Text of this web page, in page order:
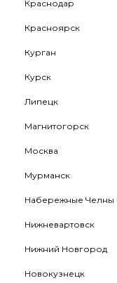
Краснодар
Красноярск
Курган
Курск
Липецк
Магнитогорск
Москва
Мурманск
Набережные Челны
Нижневартовск
Нижний Новгород
Новокузнецк